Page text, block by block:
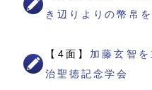
き辺りよりの幣帛
【4面】 加藤玄智
治聖徳記念学会